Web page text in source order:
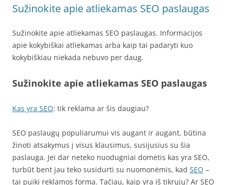
Sužinokite apie atliekamas SEO paslaugas
Sužinokite apie atliekamas SEO paslaugas. Informacijos
apie kokybiškai atliekamas arba kaip tai padaryti kuo
kokybiškiau niekada nebuvo per daug.
Sužinokite apie atliekamas SEO paslaugas
Kas yra SEO: tik reklama ar šis daugiau?
SEO paslaugų populiarumui vis augant ir augant, būtina
žinoti atsakymus į visus klausimus, susijusius su šia
paslauga. Jei dar neteko nuodugniai domėtis kas yra SEO,
turbūt bent jau teko susidurti su nuomonėmis, kad SEO –
tai puiki reklamos forma. Tačiau, kaip yra iš tikrųjų? Ar SEO